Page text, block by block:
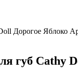
Дорогое Яблоко
губ Cathy